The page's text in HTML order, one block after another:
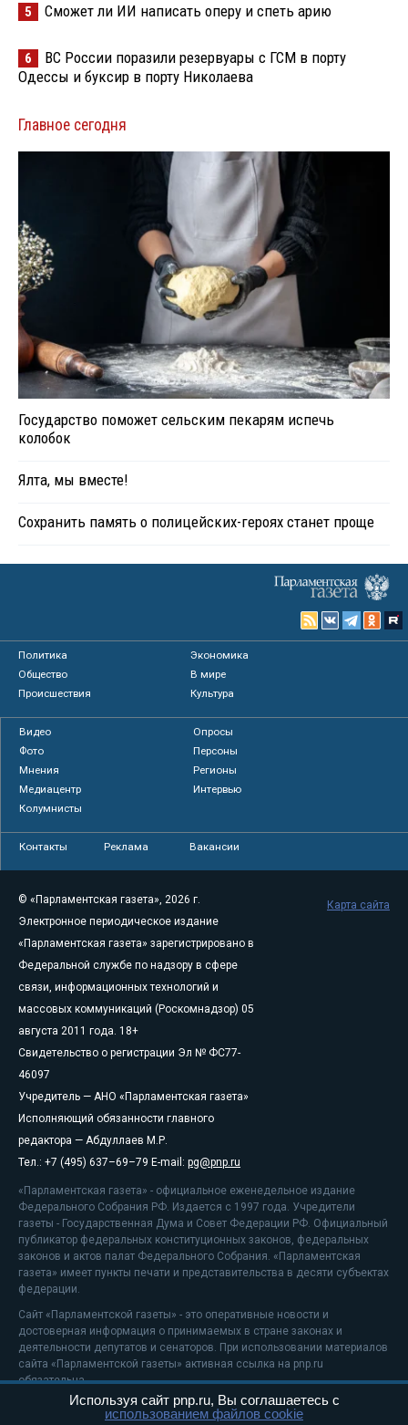
5 Сможет ли ИИ написать оперу и спеть арию
6
ВС России поразили резервуары с ГСМ в порту
Одессы и буксир в порту Николаева
Главное сегодня
Государство поможет сельским пекарям испечь
колобок
Ялта, мы вместе!
Сохранить память о полицейских-героях станет проще
Политика
Экономика
Общество
В мире
Происшествия
Культура
Видео
Опросы
Фото
Персоны
Мнения
Регионы
Медиацентр
Интервью
Колумнисты
Контакты Реклама Вакансии
© «Парламентская газета», 2026 г.
Электронное периодическое издание
«Парламентская газета» зарегистрировано в
Федеральной службе по надзору в сфере
связи, информационных технологий и
массовых коммуникаций (Роскомнадзор) 05
августа 2011 года. 18+
Свидетельство о регистрации Эл № ФС77-
46097
Учредитель — АНО «Парламентская газета»
Исполняющий обязанности главного
редактора — Абдуллаев М.Р.
Тел.: +7 (495) 637–69–79 E-mail: pg@pnp.ru
«Парламентская газета» - официальное еженедельное издание
Федерального Собрания РФ. Издается с 1997 года. Учредители
газеты - Государственная Дума и Совет Федерации РФ. Официальный
публикатор федеральных конституционных законов, федеральных
законов и актов палат Федерального Собрания. «Парламентская
газета» имеет пункты печати и представительства в десяти субъектах
федерации.
Сайт «Парламентской газеты» - это оперативные новости и
достоверная информация о принимаемых в стране законах и
деятельности депутатов и сенаторов. При использовании материалов
сайта «Парламентской газеты» активная ссылка на pnp.ru
обязательна.
На информационном ресурсе применяютсярекомендательные
Карта сайта
Используя сайт pnp.ru, Вы соглашаетесь с
использованием файлов cookie